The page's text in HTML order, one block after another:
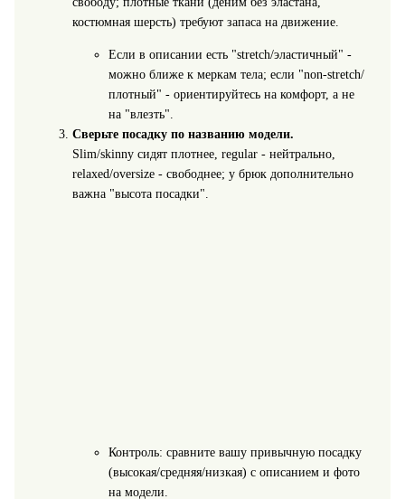
костюмная шерсть) требуют запаса на движение.
Если в описании есть "stretch/эластичный" -
можно ближе к меркам тела; если "non-stretch/
плотный" - ориентируйтесь на комфорт, а не
на "влезть".
Сверьте посадку по названию модели.
Slim/skinny сидят плотнее, regular - нейтрально,
relaxed/oversize - свободнее; у брюк дополнительно
важна "высота посадки".
Контроль: сравните вашу привычную посадку
(высокая/средняя/низкая) с описанием и фото
на модели.